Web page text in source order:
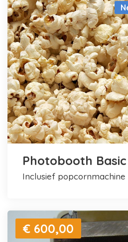
Photobooth Basic
inclusief
€ 600,00